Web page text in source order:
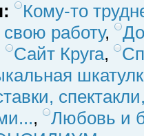
Кому-то
работу,
Сайт Круга,
,
Любовь и